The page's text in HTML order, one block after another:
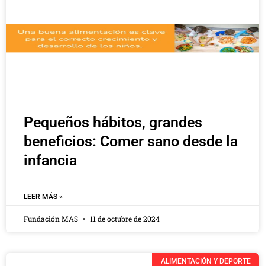
Pequeños hábitos, grandes
beneficios: Comer sano desde la
infancia
LEER MÁS »
Fundación MAS 11 de octubre de 2024
ALIMENTACIÓN Y DEPORTE